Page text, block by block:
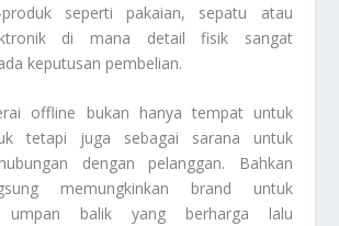
seperti pakaian, sepatu atau
di mana detail fisik sangat
keputusan pembelian.
offline bukan hanya tempat untuk
tetapi juga sebagai sarana untuk
dengan pelanggan. Bahkan
memungkinkan brand untuk
umpan balik yang berharga lalu